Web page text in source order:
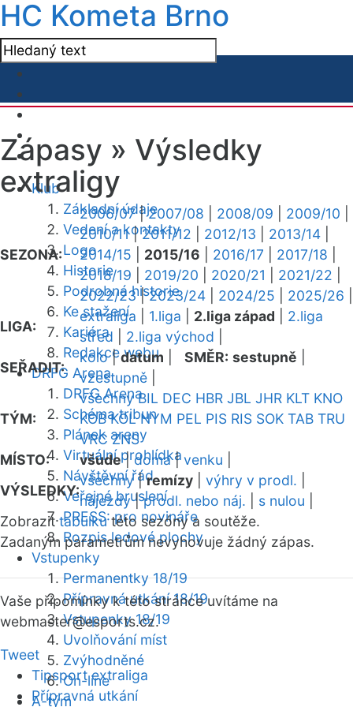
HC Kometa Brno
Klub
Základní údaje
Vedení a kontakty
Logo
Historie
Podrobná historie
Ke stažení
Kariéra
Redakce webu
DRFG Arena
DRFG Arena
Schéma tribun
Plánek areny
Virtuální prohlídka
Návštěvní řád
Veřejné bruslení
PRESS: pro novináře
Rozpis ledové plochy
Vstupenky
Permanentky 18/19
Přípravná utkání 18/19
Vstupenky 18/19
Uvolňování míst
Zvýhodněné
On-line
A-tým
Zápasy » Výsledky
extraligy
SEZONA:
2006/07|2007/08 2008/09 2009/10
2010/11|2011/12 2012/13 2013/14
2014/15
2015/16 2016/17 2017/18
2018/19
2019/20 2020/21 2021/22
2022/23|2023/24 2024/25 2025/26
LIGA:
extraliga 1.liga 2.liga západ
2.liga
střed
2.liga východ
SEŘADIT:
kolo|datum SMĚR: sestupně
vzestupně
TÝM:
všechny BIL DEC HBR JBL JHR KLT KNO
KOB KOL NYM PEL PIS RIS SOK TAB TRU
VRC ZNS
MÍSTO:
všude|doma|venku
VÝSLEDKY:
všechny|remízy výhry v prodl.
nájezdy|prodl. nebo náj. s nulou
Zobrazittabulkutéto sezóny a soutěže.
Zadaným parametrům nevyhovuje žádný zápas.
Vaše připomínky k této stránce uvítáme na
webmaster@esports.cz.
Tweet
Tipsport extraliga
Přípravná utkání